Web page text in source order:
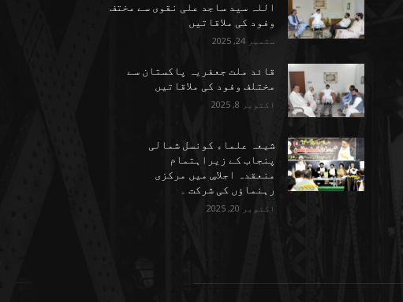
اللہ سید ساجد علی نقوی سے مختف
وفود کی ملاقاتیں
ستمبر 24, 2025
قائد ملت جعفریہ پاکستان سے
مختلف وفود کی ملاقاتیں
اکتوبر 8, 2025
شیعہ علماء کونسل شمالی
پنجاب کے زیراہتمام
منعقدہ اجلاسِ میں مرکزی
رہنماؤں کی شرکت ۔
اکتوبر 20, 2025